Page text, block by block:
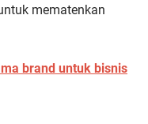
mematenkan
brand untuk bisnis